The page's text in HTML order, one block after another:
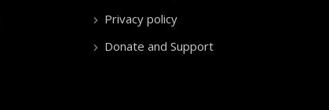
Privacy policy
Donate and Support